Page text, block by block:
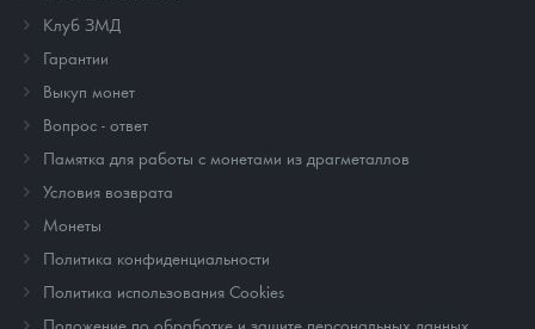
Клуб ЗМД
Гарантии
Выкуп монет
Вопрос - ответ
Памятка для работы с монетами из драгметаллов
Условия возврата
Монеты
Политика конфиденциальности
Политика использования Cookies